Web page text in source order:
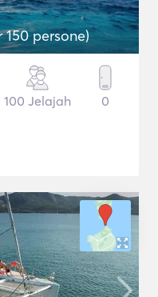
persone)
100 Jelajah 0